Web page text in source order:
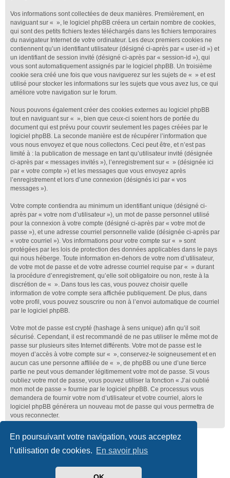
En poursuivant votre navigation, vous acceptez
l’utilisation de cookies. En savoir plus
Vos informations sont collectées de deux manières. Premièrement, en
naviguant sur « », le logiciel phpBB créera un certain nombre de cookies,
qui sont des petits fichiers textes téléchargés dans les fichiers temporaires
du navigateur Internet de votre ordinateur. Les deux premiers cookies ne
contiennent qu’un identifiant utilisateur (désigné ci-après par « user-id ») et
un identifiant de session invité (désigné ci-après par « session-id »), qui
vous sont automatiquement assignés par le logiciel phpBB. Un troisième
cookie sera créé une fois que vous naviguerez sur les sujets de « » et est
utilisé pour stocker les informations sur les sujets que vous avez lus, ce qui
améliore votre navigation sur le forum.
Nous pouvons également créer des cookies externes au logiciel phpBB
tout en naviguant sur « », bien que ceux-ci soient hors de portée du
document qui est prévu pour couvrir seulement les pages créées par le
logiciel phpBB. La seconde manière est de récupérer l’information que
vous nous envoyez et que nous collectons. Ceci peut être, et n’est pas
limité à : la publication de message en tant qu’utilisateur invité (désignée
ci-après par « messages invités »), l’enregistrement sur « » (désignée ici
par « votre compte ») et les messages que vous envoyez après
l’enregistrement et lors d’une connexion (désignés ici par « vos
messages »).
Votre compte contiendra au minimum un identifiant unique (désigné ci-
après par « votre nom d’utilisateur »), un mot de passe personnel utilisé
pour la connexion à votre compte (désigné ci-après par « votre mot de
passe »), et une adresse courriel personnelle valide (désignée ci-après par
« votre courriel »). Vos informations pour votre compte sur « » sont
protégées par les lois de protection des données applicables dans le pays
qui nous héberge. Toute information en-dehors de votre nom d’utilisateur,
de votre mot de passe et de votre adresse courriel requise par « » durant
la procédure d’enregistrement, qu’elle soit obligatoire ou non, reste à la
discrétion de « ». Dans tous les cas, vous pouvez choisir quelle
information de votre compte sera affichée publiquement. De plus, dans
votre profil, vous pouvez souscrire ou non à l’envoi automatique de courriel
par le logiciel phpBB.
Votre mot de passe est crypté (hashage à sens unique) afin qu’il soit
sécurisé. Cependant, il est recommandé de ne pas utiliser le même mot de
passe sur plusieurs sites Internet différents. Votre mot de passe est le
moyen d’accès à votre compte sur « », conservez-le soigneusement et en
aucun cas une personne affiliée de « », de phpBB ou une d’une tierce
partie ne peut vous demander légitimement votre mot de passe. Si vous
oubliez votre mot de passe, vous pouvez utiliser la fonction « J’ai oublié
mon mot de passe » fournie par le logiciel phpBB. Ce processus vous
demandera de fournir votre nom d’utilisateur et votre courriel, alors le
logiciel phpBB générera un nouveau mot de passe qui vous permettra de
vous reconnecter.